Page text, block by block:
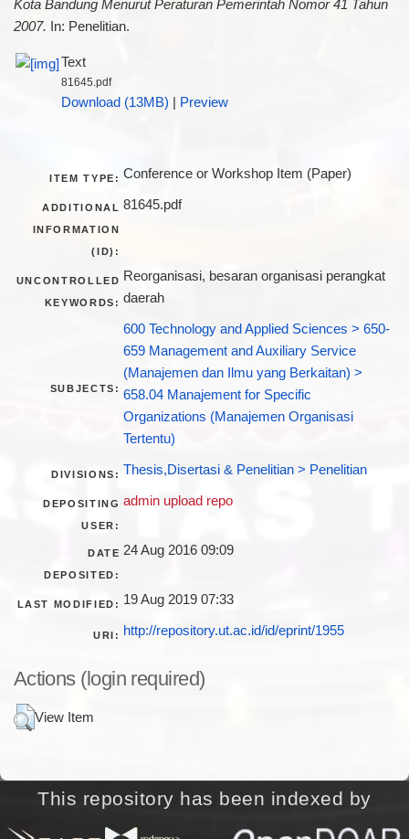
Kota Bandung Menurut Peraturan Pemerintah Nomor 41 Tahun
2007. In: Penelitian.
Text
81645.pdf
Download (13MB) Preview
ITEM TYPE: Conference or Workshop Item (Paper)
ADDITIONAL
INFORMATION
(ID):
81645.pdf
UNCONTROLLED
KEYWORDS:
Reorganisasi, besaran organisasi perangkat
daerah
SUBJECTS:
600 Technology and Applied Sciences > 650-
659 Management and Auxiliary Service
(Manajemen dan Ilmu yang Berkaitan) >
658.04 Manajement for Specific
Organizations (Manajemen Organisasi
Tertentu)
DIVISIONS: Thesis,Disertasi & Penelitian > Penelitian
DEPOSITING
USER:
admin upload repo
DATE
DEPOSITED:
24 Aug 2016 09:09
LAST MODIFIED: 19 Aug 2019 07:33
URI: http://repository.ut.ac.id/id/eprint/1955
Actions (login required)
View Item
This repository has been indexed by